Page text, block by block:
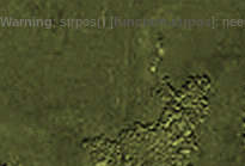
Warning: strpos() [function.strpos]: